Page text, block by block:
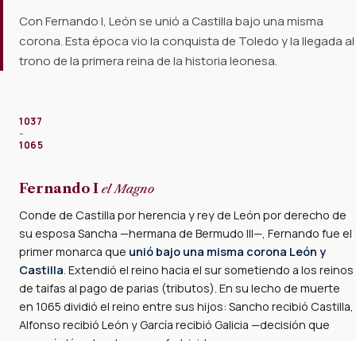
Con Fernando I, León se unió a Castilla bajo una misma
corona. Esta época vio la conquista de Toledo y la llegada al
trono de la primera reina de la historia leonesa.
1037
–
1065
Fernando I el Magno
Conde de Castilla por herencia y rey de León por derecho de
su esposa Sancha —hermana de Bermudo III—, Fernando fue el
primer monarca que unió bajo una misma corona León y
Castilla. Extendió el reino hacia el sur sometiendo a los reinos
de taifas al pago de parias (tributos). En su lecho de muerte
en 1065 dividió el reino entre sus hijos: Sancho recibió Castilla,
Alfonso recibió León y García recibió Galicia —decisión que